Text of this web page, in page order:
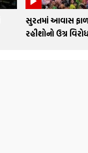
સુરતમાં આવાસ
રહીશોનો ઉગ્ર